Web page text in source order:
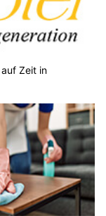
auf Zeit in